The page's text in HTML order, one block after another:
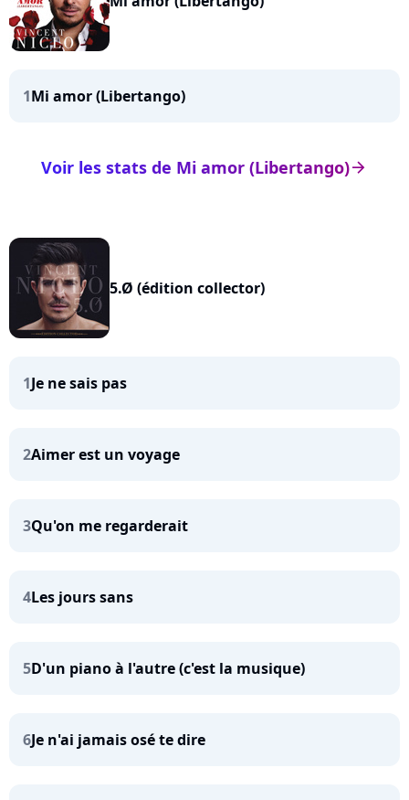
1Mi amor (Libertango)
arrow_right
Voir les stats de Mi amor (Libertango)
5.Ø (édition collector)
1Je ne sais pas
2Aimer est un voyage
3Qu'on me regarderait
4Les jours sans
5D'un piano à l'autre (c'est la musique)
6Je n'ai jamais osé te dire